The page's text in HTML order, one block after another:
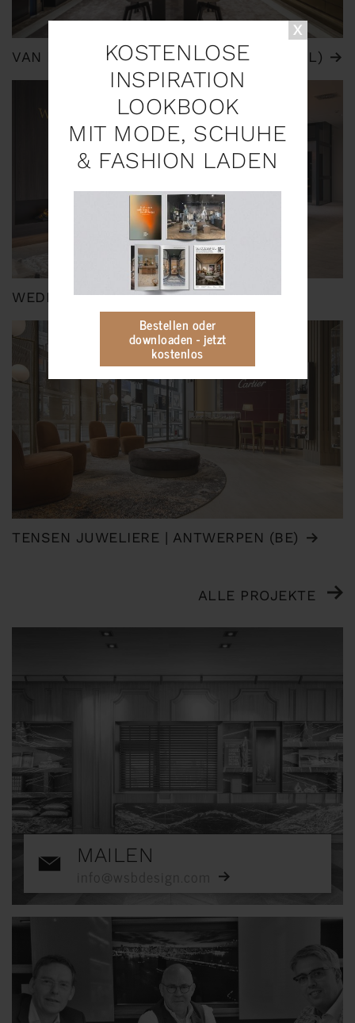
KOSTENLOSE
INSPIRATION
LOOKBOOK
MIT MODE, SCHUHE
& FASHION LADEN
Bestellen oder
downloaden - jetzt
kostenlos
VAN HELL JUWELIERE | AMERSFOORT (NL)
WEDDING WORLD | OBERHAUSEN
TENSEN JUWELIERE | ANTWERPEN (BE)
ALLE PROJEKTE
MAILEN
info@wsbdesign.com